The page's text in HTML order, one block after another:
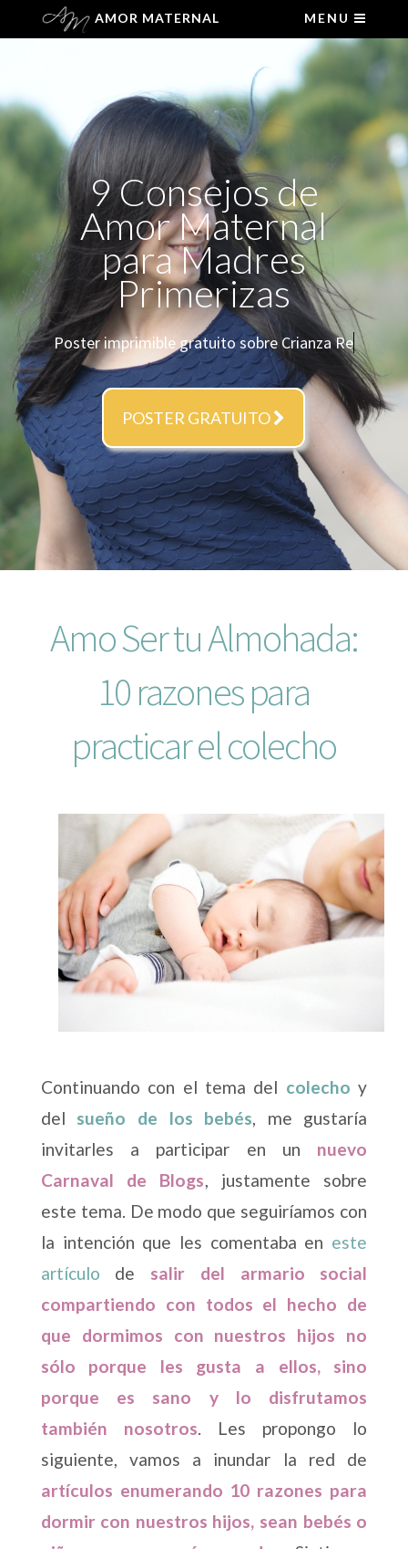
AMOR MATERNAL MENU
9 Consejos de
Amor Maternal
para Madres
Primerizas
Poster imprimible
POSTER GRATUITO
Amo Ser tu Almohada:
10 razones para
practicar el colecho
Continuando con el tema del colecho y
del sueño de los bebés, me gustaría
invitarles a participar en un nuevo
Carnaval de Blogs, justamente sobre
este tema. De modo que seguiríamos con
la intención que les comentaba en este
artículo de salir del armario social
compartiendo con todos el hecho de
que dormimos con nuestros hijos no
sólo porque les gusta a ellos, sino
porque es sano y lo disfrutamos
también nosotros. Les propongo lo
siguiente, vamos a inundar la red de
artículos enumerando 10 razones para
dormir con nuestros hijos, sean bebés o